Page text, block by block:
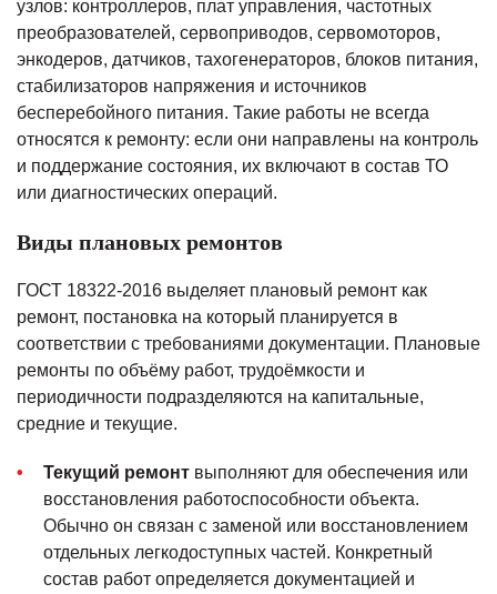
узлов: контроллеров, плат управления, частотных
преобразователей, сервоприводов, сервомоторов,
энкодеров, датчиков, тахогенераторов, блоков питания,
стабилизаторов напряжения и источников
бесперебойного питания. Такие работы не всегда
относятся к ремонту: если они направлены на контроль
и поддержание состояния, их включают в состав ТО
или диагностических операций.
Виды плановых ремонтов
ГОСТ 18322-2016 выделяет плановый ремонт как
ремонт, постановка на который планируется в
соответствии с требованиями документации. Плановые
ремонты по объёму работ, трудоёмкости и
периодичности подразделяются на капитальные,
средние и текущие.
Текущий ремонт выполняют для обеспечения или
восстановления работоспособности объекта.
Обычно он связан с заменой или восстановлением
отдельных легкодоступных частей. Конкретный
состав работ определяется документацией и